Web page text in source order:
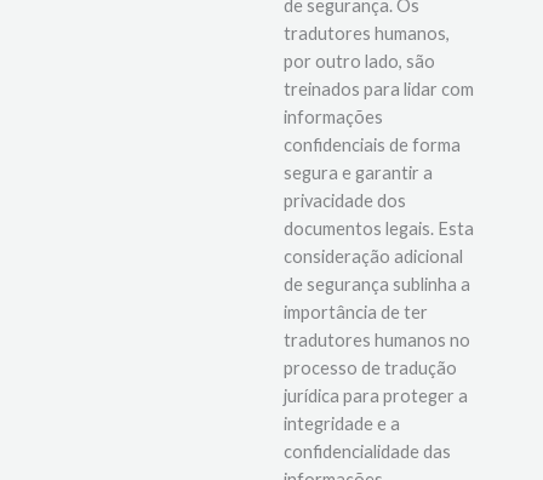
de segurança. Os
tradutores humanos,
por outro lado, são
treinados para lidar com
informações
confidenciais de forma
segura e garantir a
privacidade dos
documentos legais. Esta
consideração adicional
de segurança sublinha a
importância de ter
tradutores humanos no
processo de tradução
jurídica para proteger a
integridade e a
confidencialidade das